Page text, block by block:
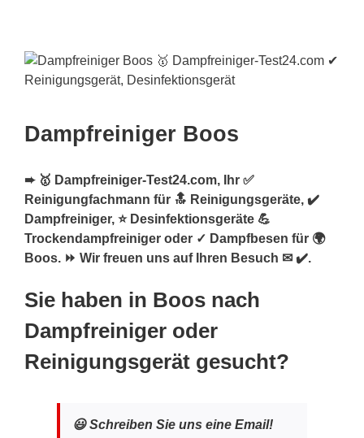
Dampfreiniger Boos
➨ 🥇 Dampfreiniger-Test24.com, Ihr ✅
Reinigungfachmann für 🔝 Reinigungsgeräte, ✔️
Dampfreiniger, ⭐ Desinfektionsgeräte 💪
Trockendampfreiniger oder ✓ Dampfbesen für 🌍
Boos. ⏩ Wir freuen uns auf Ihren Besuch ✉ ✔️.
Sie haben in Boos nach
Dampfreiniger oder
Reinigungsgerät gesucht?
😃 Schreiben Sie uns eine Email!